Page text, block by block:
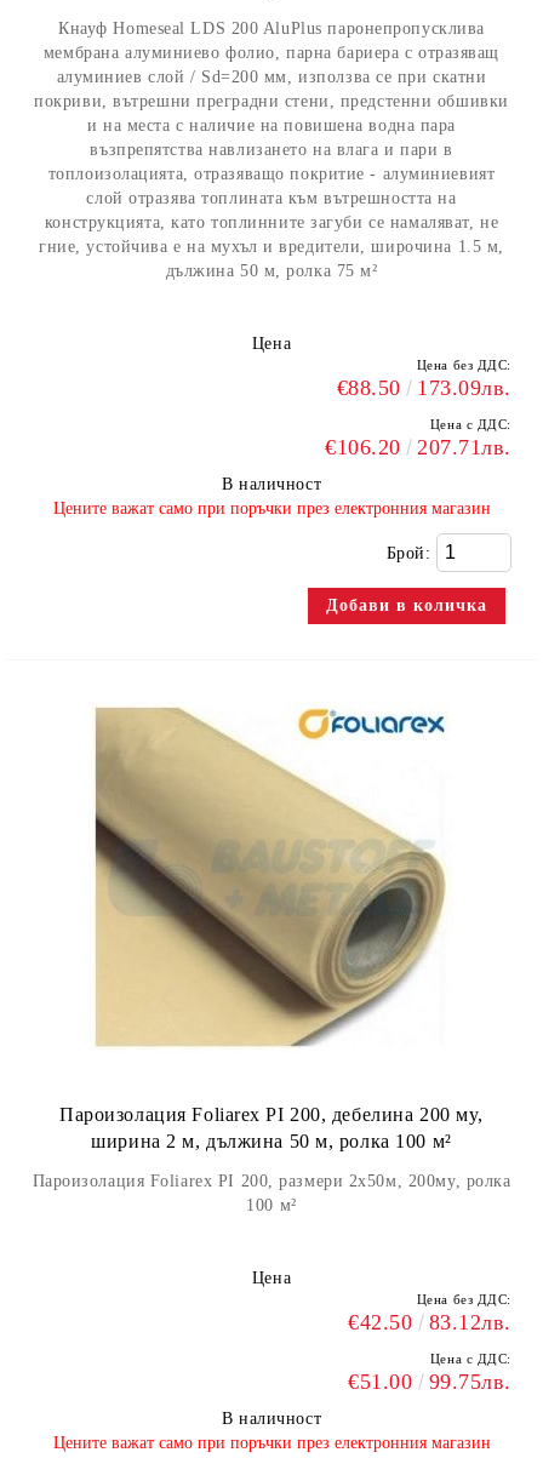
Кнауф Homeseal LDS 200 AluPlus паронепропусклива
мембрана алуминиево фолио, парна бариера с отразяващ
алуминиев слой / Sd=200 мм, използва се при скатни
покриви, вътрешни преградни стени, предстенни обшивки
и на места с наличие на повишена водна пара
възпрепятства навлизането на влага и пари в
топлоизолацията, отразяващо покритие - алуминиeвият
слой отразява топлината към вътрешността на
конструкцията, като топлинните загуби се намаляват, не
гние, устойчива е на мухъл и вредители, широчина 1.5 м,
дължина 50 м, ролка 75 м²
Цена
Цена без ДДС:
€88.50 173.09лв.
Цена с ДДС:
€106.20 207.71лв.
В наличност
​Цените важат само при поръчки през електронния магазин
Брой:
Пароизолация Foliarex PI 200, дебелина 200 мy,
ширина 2 м, дължина 50 м, ролка 100 м²
Пароизолация Foliarex PI 200, размери 2х50м, 200мy, ролка
100 м²
Цена
Цена без ДДС:
€42.50 83.12лв.
Цена с ДДС:
€51.00 99.75лв.
В наличност
​Цените важат само при поръчки през електронния магазин